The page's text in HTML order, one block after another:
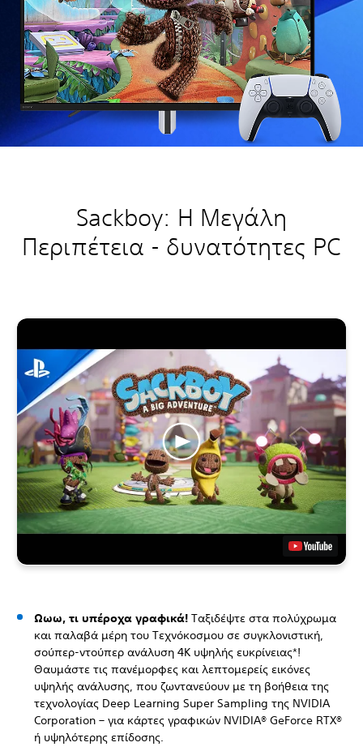
Sackboy: Η Μεγάλη
Περιπέτεια - δυνατότητες PC
Ωωω, τι υπέροχα γραφικά! Ταξιδέψτε στα πολύχρωμα
και παλαβά μέρη του Τεχνόκοσμου σε συγκλονιστική,
σούπερ-ντούπερ ανάλυση 4K υψηλής ευκρίνειας*!
Θαυμάστε τις πανέμορφες και λεπτομερείς εικόνες
υψηλής ανάλυσης, που ζωντανεύουν με τη βοήθεια της
τεχνολογίας Deep Learning Super Sampling της NVIDIA
Corporation – για κάρτες γραφικών NVIDIA® GeForce RTX®
ή υψηλότερης επίδοσης.